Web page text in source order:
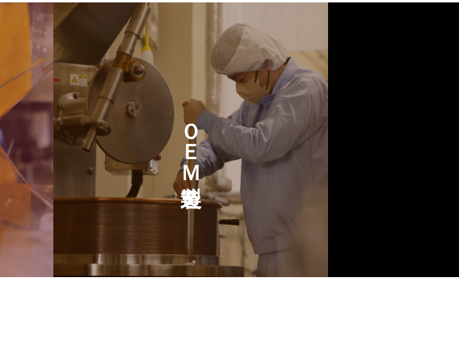
ＯＥＭ製造